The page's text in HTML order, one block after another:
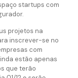
startups com
projetos na
inscrever-se no
com
estão apenas
que terão